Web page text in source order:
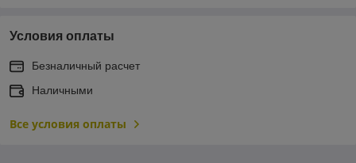
Условия оплаты
Безналичный расчет
Наличными
Все условия оплаты